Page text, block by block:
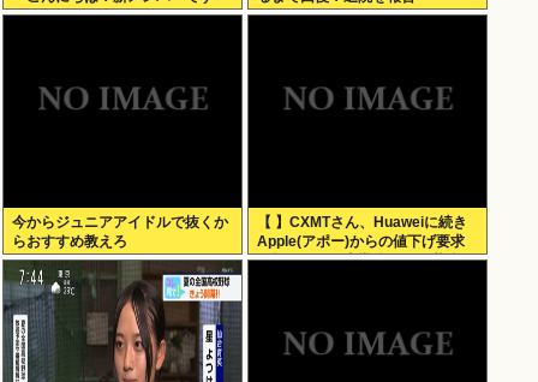
☆』
今からジュニアアイドルで抜くか
らおすすめ教えろ
【 】CXMTさん、Huaweiに続き
Apple(アポー)からの値下げ要求
も拒否！！！半導体バボー継続